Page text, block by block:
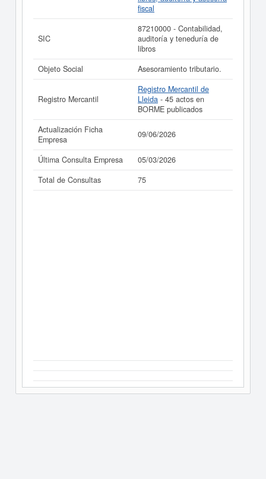
SOBREVALS Y PIFARRE CONSEJEROS TRIBUTARIOS
acceder inmediatamente a este Informe
de SOBREVALS Y PIFARRE CONSEJEROS
TRIBUTARIOS SA y consultar los resultados de sus
años de actividad, así como los balances y cuentas de
resultados disponibles.
La última actualización del informe de empresa se ha
realizado el 09/06/2026.
fiscal
SIC
87210000 - Contabilidad,
auditoría y teneduría de
libros
Objeto Social
Asesoramiento tributario.
Registro Mercantil
Registro Mercantil de
Lleida - 45 actos en
BORME publicados
Actualización Ficha
Empresa
09/06/2026
Última Consulta Empresa
05/03/2026
Total de Consultas
75